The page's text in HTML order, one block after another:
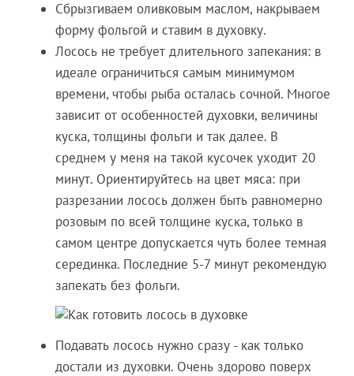
Сбрызгиваем оливковым маслом, накрываем
форму фольгой и ставим в духовку.
Лосось не требует длительного запекания: в
идеале ограничиться самым минимумом
времени, чтобы рыба осталась сочной. Многое
зависит от особенностей духовки, величины
куска, толщины фольги и так далее. В
среднем у меня на такой кусочек уходит 20
минут. Ориентируйтесь на цвет мяса: при
разрезании лосось должен быть равномерно
розовым по всей толщине куска, только в
самом центре допускается чуть более темная
серединка. Последние 5-7 минут рекомендую
запекать без фольги.
Подавать лосось нужно сразу - как только
достали из духовки. Очень здорово поверх